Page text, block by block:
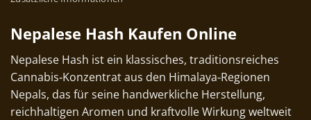
Nepalese Hash Kaufen Online
Nepalese Hash ist ein klassisches, traditionsreiches
Cannabis‑Konzentrat aus den Himalaya‑Regionen
Nepals, das für seine handwerkliche Herstellung,
reichhaltigen Aromen und kraftvolle Wirkung weltweit